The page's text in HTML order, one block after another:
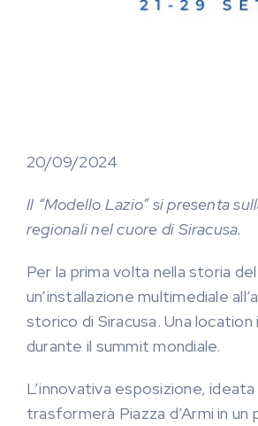
20/09/2024
Il “Modello Lazio” si presenta
regionali nel cuore di Siracusa.
Per la prima volta nella storia
un’installazione multimediale
storico di Siracusa. Una
durante il summit mondiale.
L’innovativa esposizione,
trasformerà Piazza d’Armi in